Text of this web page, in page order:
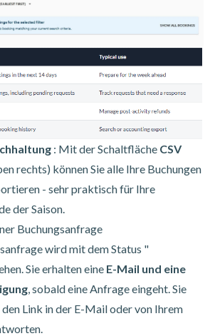
: Mit der Schaltfläche CSV
rechts) können Sie alle Ihre Buchungen
- sehr praktisch für Ihre
der Saison.
Buchungsanfrage
wird mit dem Status "
Sie erhalten eine E-Mail und eine
, sobald eine Anfrage eingeht. Sie
Link in der E-Mail oder von Ihrem